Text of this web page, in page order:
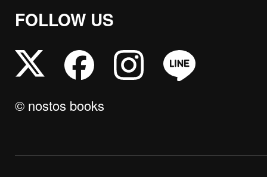
FOLLOW US
© nostos books